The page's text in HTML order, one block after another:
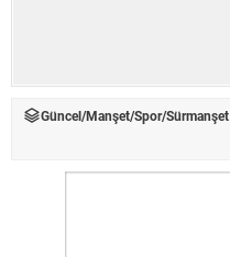
Güncel/Manşet/Spor/Sürmanşet